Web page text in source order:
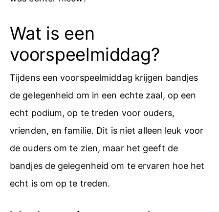
Wat is een
voorspeelmiddag?
Tijdens een voorspeelmiddag krijgen bandjes
de gelegenheid om in een echte zaal, op een
echt podium, op te treden voor ouders,
vrienden, en familie. Dit is niet alleen leuk voor
de ouders om te zien, maar het geeft de
bandjes de gelegenheid om te ervaren hoe het
echt is om op te treden.